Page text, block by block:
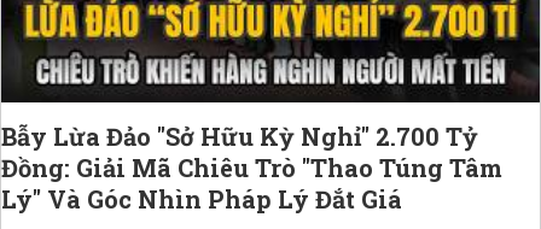
Bẫy Lừa Đảo "Sở Hữu Kỳ Nghỉ" 2.700 Tỷ
Đồng: Giải Mã Chiêu Trò "Thao Túng Tâm
Lý" Và Góc Nhìn Pháp Lý Đắt Giá